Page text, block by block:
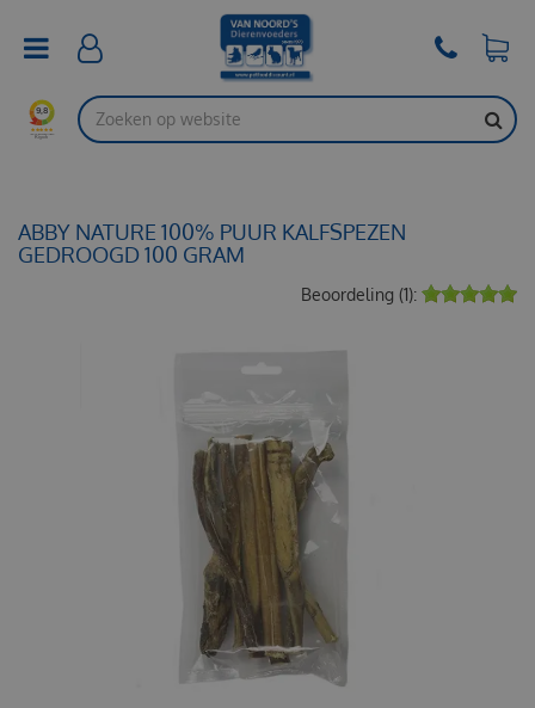
ABBY NATURE 100% PUUR KALFSPEZEN
GEDROOGD 100 GRAM
Beoordeling (1):